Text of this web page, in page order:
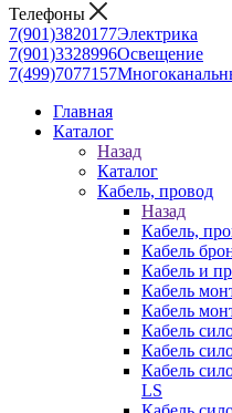
Телефоны
7(901)3820177Электрика
7(901)3328996Освещение
7(499)7077157
Главная
Каталог
Назад
Каталог
Кабель, провод
Назад
Кабель,
Кабель
Кабель и
Кабель
Кабель
Кабель
Кабель
Кабель
LS